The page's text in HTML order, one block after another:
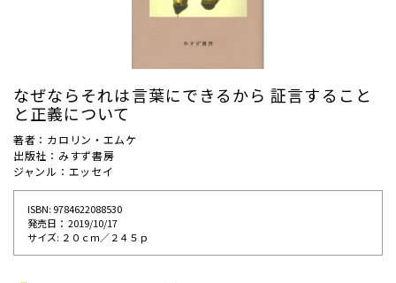
なぜならそれは言葉にできるから 証言すること
と正義について
著者：カロリン・エムケ
出版社：みすず書房
ジャンル：エッセイ
ISBN: 9784622088530
発売⽇： 2019/10/17
サイズ: ２０ｃｍ／２４５ｐ